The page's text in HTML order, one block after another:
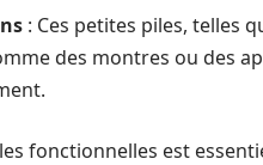
: Ces petites piles, telles
des montres ou des
fonctionnelles est